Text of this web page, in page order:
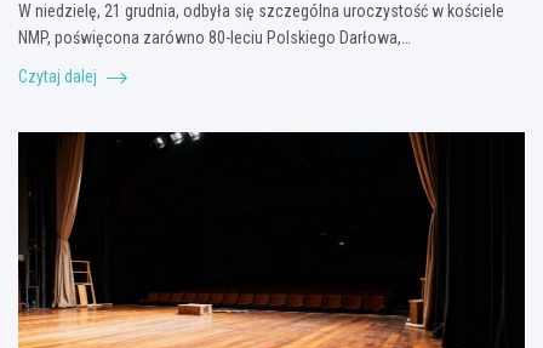
W niedzielę, 21 grudnia, odbyła się szczególna uroczystość w kościele
NMP, poświęcona zarówno 80-leciu Polskiego Darłowa,…
Czytaj dalej